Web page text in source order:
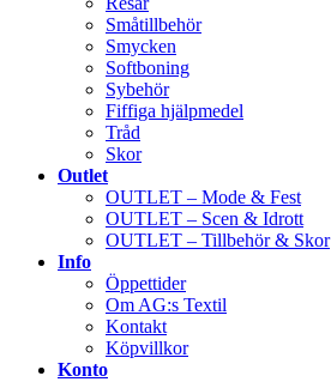
Småtillbehör
Smycken
Softboning
Sybehör
Fiffiga hjälpmedel
Tråd
Skor
Outlet
OUTLET – Mode & Fest
OUTLET – Scen & Idrott
OUTLET – Tillbehör & Skor
Info
Öppettider
Om AG:s Textil
Kontakt
Köpvillkor
Konto